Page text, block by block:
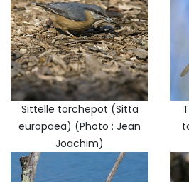
Sittelle torchepot (Sitta
europaea) (Photo : Jean
Joachim)